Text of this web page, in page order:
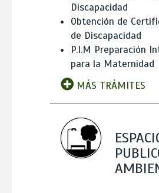
Discapacidad
Obtención de
de Discapacidad
P.I.M Preparación
para la Maternidad
MÁS TRÁMITES